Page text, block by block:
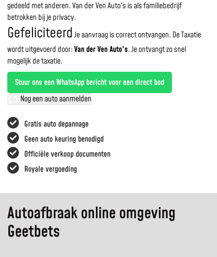
Gratis auto depannage
Geen auto keuring benodigd
Officiële verkoop documenten
Royale vergoeding
gedeeld met anderen. Van der Ven Auto's is als familiebedrijf
betrokken bij je privacy.
GefeliciteerdJe aanvraag is correct ontvangen. De Taxatie
wordt uitgevoerd door:Van der Ven Auto's.Je ontvangt zo snel
mogelijk de taxatie.
Stuur ons een WhatsApp bericht voor een direct bod
Nog een auto aanmelden
Autoafbraak online omgeving
Geetbets